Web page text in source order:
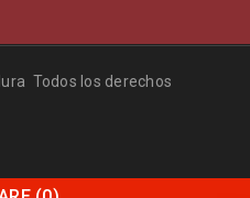
Todos los derechos